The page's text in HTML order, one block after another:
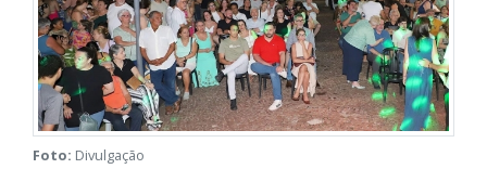
Foto: Divulgação